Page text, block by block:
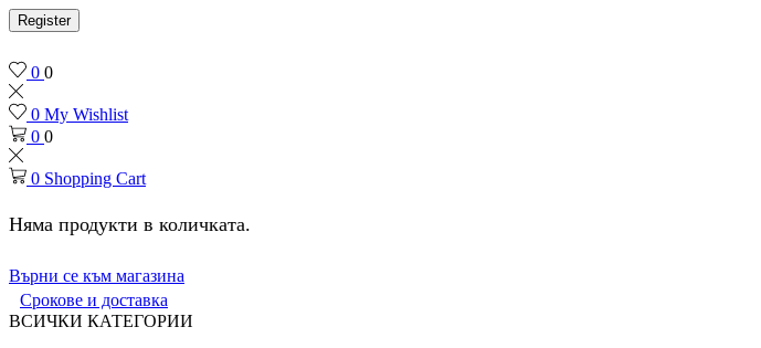
Register
0 0
0 My Wishlist
0 0
0 Shopping Cart
Няма продукти в количката.
Върни се към магазина
Срокове и доставка
ВСИЧКИ КАТЕГОРИИ